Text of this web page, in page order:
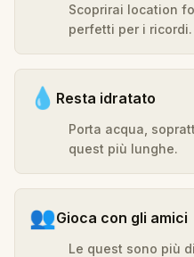
Scoprirai location
perfetti per i ricordi.
💧 Resta idratato
Porta acqua,
quest più lunghe.
👥Gioca con gli amici
Le quest sono più